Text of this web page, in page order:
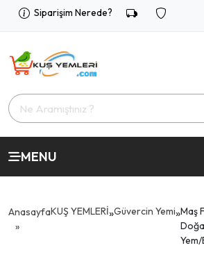
Siparişim Nerede?
MENU
AnasayfaKUŞ YEMLERİ»Güvercin Yemi»Maş